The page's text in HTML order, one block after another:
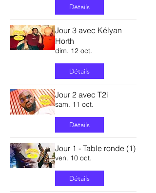
Détails
Jour 3 avec Kélyan
Horth
dim. 12 oct.
Détails
Jour 2 avec T2i
sam. 11 oct.
Détails
Jour 1 - Table ronde (1)
ven. 10 oct.
Détails